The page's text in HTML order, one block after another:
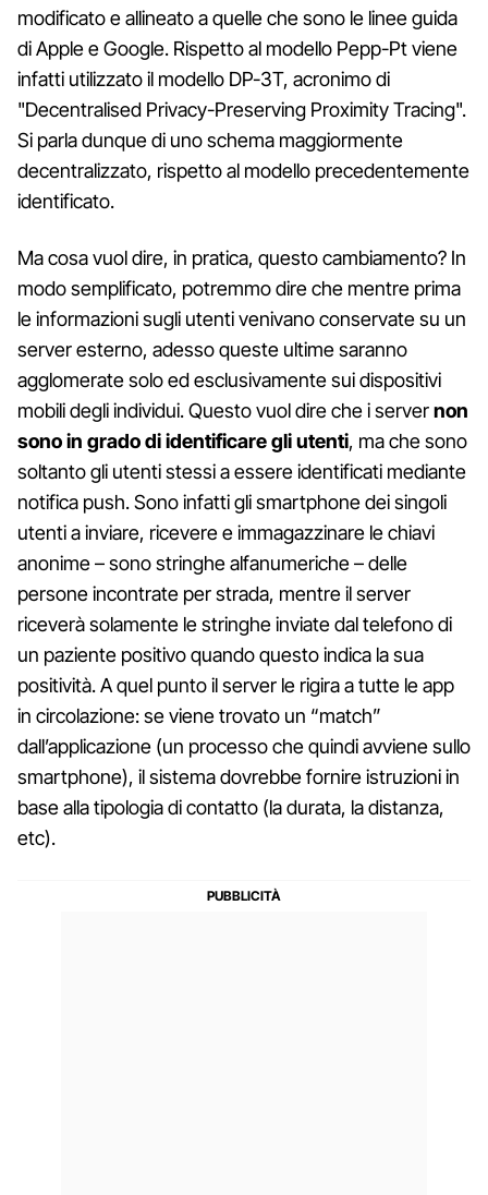
modificato e allineato a quelle che sono le linee guida
di Apple e Google. Rispetto al modello Pepp-Pt viene
infatti utilizzato il modello DP-3T, acronimo di
"Decentralised Privacy-Preserving Proximity Tracing".
Si parla dunque di uno schema maggiormente
decentralizzato, rispetto al modello precedentemente
identificato.
Ma cosa vuol dire, in pratica, questo cambiamento? In
modo semplificato, potremmo dire che mentre prima
le informazioni sugli utenti venivano conservate su un
server esterno, adesso queste ultime saranno
agglomerate solo ed esclusivamente sui dispositivi
mobili degli individui. Questo vuol dire che i servernon
sono in grado di identificare gli utenti, ma che sono
soltanto gli utenti stessi a essere identificati mediante
notifica push. Sono infatti gli smartphone dei singoli
utenti a inviare, ricevere e immagazzinare le chiavi
anonime – sono stringhe alfanumeriche – delle
persone incontrate per strada, mentre il server
riceverà solamente le stringhe inviate dal telefono di
un paziente positivo quando questo indica la sua
positività. A quel punto il server le rigira a tutte le app
in circolazione: se viene trovato un “match”
dall’applicazione (un processo che quindi avviene sullo
smartphone), il sistema dovrebbe fornire istruzioni in
base alla tipologia di contatto (la durata, la distanza,
etc).